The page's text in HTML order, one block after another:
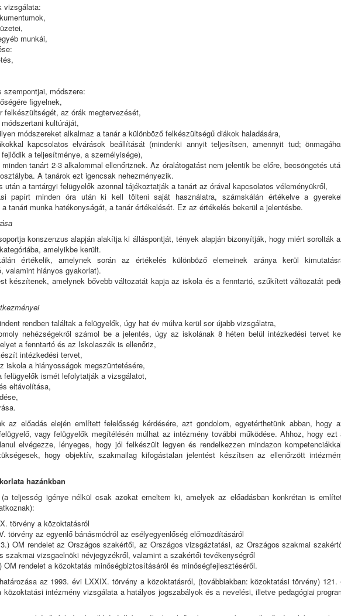
vizsgálata:
munkái,
szempontjai, módszere:
figyelnek,
felkészültségét, az órák megtervezését,
kultúráját,
módszereket alkalmaz a tanár a különböző felkészültségű diákok haladására,
kapcsolatos elvárások beállítását (mindenki annyit teljesítsen, amennyit tud;
a teljesítménye, a személyisége),
tanárt 2-3 alkalommal ellenőriznek. Az óralátogatást nem jelentik be előre, becsöngetés
A tanárok ezt igencsak nehezményezik.
után a tantárgyi felügyelők azonnal tájékoztatják a tanárt az órával kapcsolatos véleményükről,
papírt minden óra után ki kell tölteni saját használatra, számskálán értékelve a
tanári munka hatékonyságát, a tanár értékelését. Ez az értékelés bekerül a jelentésbe.
konszenzus alapján alakítja ki álláspontját, tények alapján bizonyítják, hogy miért sorolták
amelyikbe került.
értékelik, amelynek során az értékelés különböző elemeinek aránya kerül
valamint hiányos gyakorlat).
készítenek, amelynek bővebb változatát kapja az iskola és a fenntartó, szűkített változatát
rendben találtak a felügyelők, úgy hat év múlva kerül sor újabb vizsgálatra,
nehézségekről számol be a jelentés, úgy az iskolának 8 héten belül intézkedési tervet
a fenntartó és az Iskolaszék is ellenőriz,
intézkedési tervet,
iskola a hiányosságok megszüntetésére,
felügyelők ismét lefolytatják a vizsgálatot,
eltávolítása,
az előadás elején említett felelősség kérdésére, azt gondolom, egyetérthetünk abban, hogy
vagy felügyelők megítélésén múlhat az intézmény további működése. Ahhoz, hogy ezt
elvégezze, lényeges, hogy jól felkészült legyen és rendelkezzen mindazon
hogy objektív, szakmailag kifogástalan jelentést készítsen az ellenőrzött
hazánkban
teljesség igénye nélkül csak azokat emeltem ki, amelyek az előadásban konkrétan is
törvény a közoktatásról
törvény az egyenlő bánásmódról az esélyegyenlőség előmozdításáról
OM rendelet az Országos szakértői, az Országos vizsgáztatási, az Országos szakmai
szakmai vizsgaelnöki névjegyzékről, valamint a szakértői tevékenységről
OM rendelet a közoktatás minőségbiztosításáról és minőségfejlesztéséről.
az 1993. évi LXXIX. törvény a közoktatásról, (továbbiakban: közoktatási törvény) 121.
közoktatási intézmény vizsgálata a hatályos jogszabályok és a nevelési, illetve pedagógiai